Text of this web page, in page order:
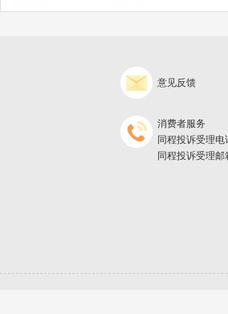
意见反馈
消费者服务
同程投诉受理
同程投诉受理